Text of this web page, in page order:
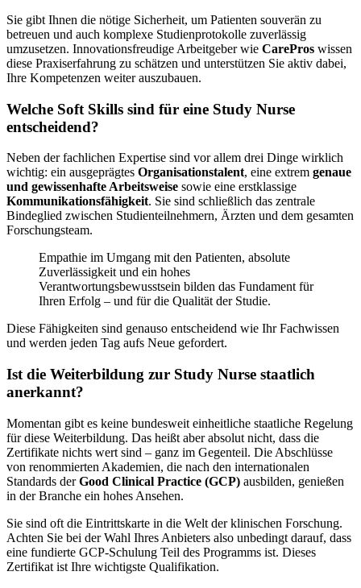
Sie gibt Ihnen die nötige Sicherheit, um Patienten souverän zu
betreuen und auch komplexe Studienprotokolle zuverlässig
umzusetzen. Innovationsfreudige Arbeitgeber wie CarePros wissen
diese Praxiserfahrung zu schätzen und unterstützen Sie aktiv dabei,
Ihre Kompetenzen weiter auszubauen.
Welche Soft Skills sind für eine Study Nurse
entscheidend?
Neben der fachlichen Expertise sind vor allem drei Dinge wirklich
wichtig: ein ausgeprägtes Organisationstalent, eine extrem genaue
und gewissenhafte Arbeitsweise sowie eine erstklassige
Kommunikationsfähigkeit. Sie sind schließlich das zentrale
Bindeglied zwischen Studienteilnehmern, Ärzten und dem gesamten
Forschungsteam.
Empathie im Umgang mit den Patienten, absolute
Zuverlässigkeit und ein hohes
Verantwortungsbewusstsein bilden das Fundament für
Ihren Erfolg – und für die Qualität der Studie.
Diese Fähigkeiten sind genauso entscheidend wie Ihr Fachwissen
und werden jeden Tag aufs Neue gefordert.
Ist die Weiterbildung zur Study Nurse staatlich
anerkannt?
Momentan gibt es keine bundesweit einheitliche staatliche Regelung
für diese Weiterbildung. Das heißt aber absolut nicht, dass die
Zertifikate nichts wert sind – ganz im Gegenteil. Die Abschlüsse
von renommierten Akademien, die nach den internationalen
Standards derGood Clinical Practice (GCP) ausbilden, genießen
in der Branche ein hohes Ansehen.
Sie sind oft die Eintrittskarte in die Welt der klinischen Forschung.
Achten Sie bei der Wahl Ihres Anbieters also unbedingt darauf, dass
eine fundierte GCP-Schulung Teil des Programms ist. Dieses
Zertifikat ist Ihre wichtigste Qualifikation.